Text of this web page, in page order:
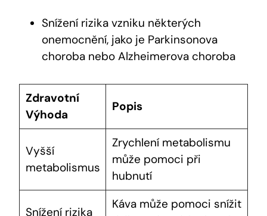
Snížení rizika vzniku některých
onemocnění, jako je Parkinsonova
choroba nebo Alzheimerova choroba
Zdravotní
Výhoda
Popis
Vyšší
metabolismus
Zrychlení metabolismu
může pomoci při
hubnutí
Snížení rizika
Káva může pomoci snížit